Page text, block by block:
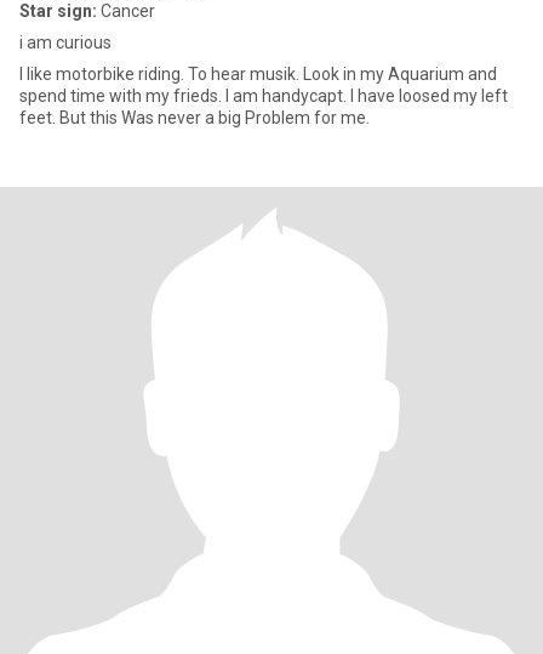
Star sign: Cancer
i am curious
I like motorbike riding. To hear musik. Look in my Aquarium and
spend time with my frieds. I am handycapt. I have loosed my left
feet. But this Was never a big Problem for me.